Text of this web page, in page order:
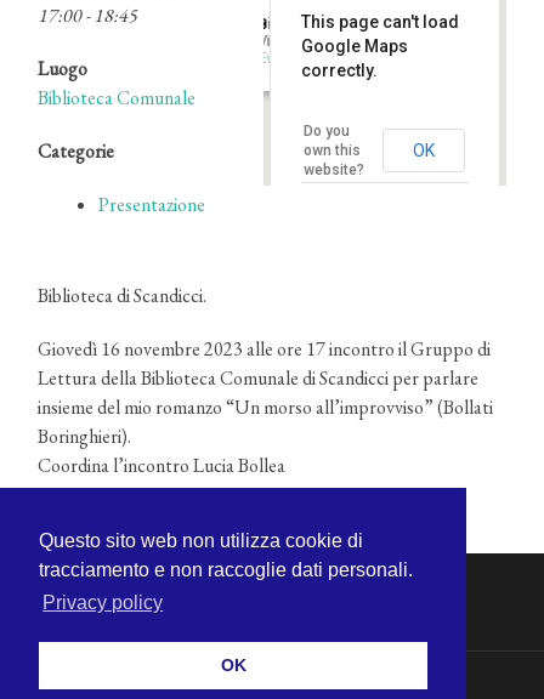
Biblioteca Comunale
Via Roma, 38/a - Scandicci
Eventi
This page can't load
Google Maps
correctly.
Do you
own this
website?
OK
17:00 - 18:45
Luogo
Biblioteca Comunale
Categorie
Presentazione
Biblioteca di Scandicci.
Giovedì 16 novembre 2023 alle ore 17 incontro il Gruppo di
Lettura della Biblioteca Comunale di Scandicci per parlare
insieme del mio romanzo “Un morso all’improvviso” (Bollati
Boringhieri).
Coordina l’incontro Lucia Bollea
Questo sito web non utilizza cookie di
tracciamento e non raccoglie dati personali.
Privacy policy
OK